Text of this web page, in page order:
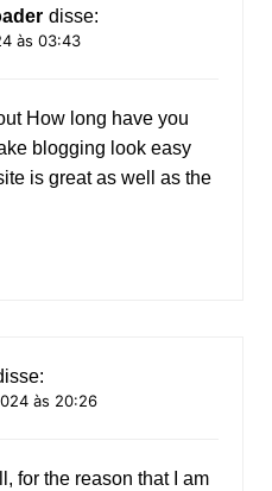
disse:
às 03:43
How long have you
blogging look easy
is great as well as the
às 20:26
for the reason that I am